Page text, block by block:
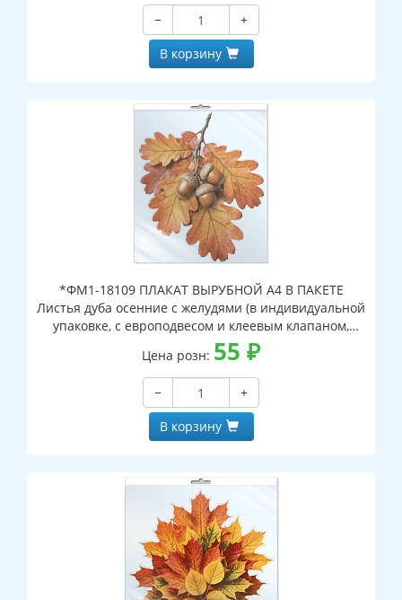
−
+
В корзину
*ФМ1-18109 ПЛАКАТ ВЫРУБНОЙ А4 В ПАКЕТЕ
Листья дуба осенние с желудями (в индивидуальной
упаковке, с европодвесом и клеевым клапаном,
двухсторонний, ВД-лак)
Цена розн: 55 ₽
−
+
В корзину